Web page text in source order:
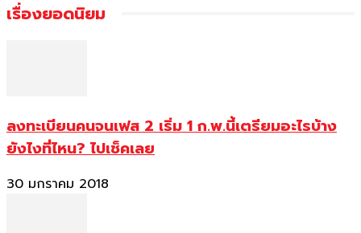
เรื่องยอดนิยม
ลงทะเบียนคนจนเฟส 2 เริ่ม 1 ก.พ.นี้เตรียมอะไรบ้าง
ยังไงที่ไหน? ไปเช็คเลย
30 มกราคม 2018